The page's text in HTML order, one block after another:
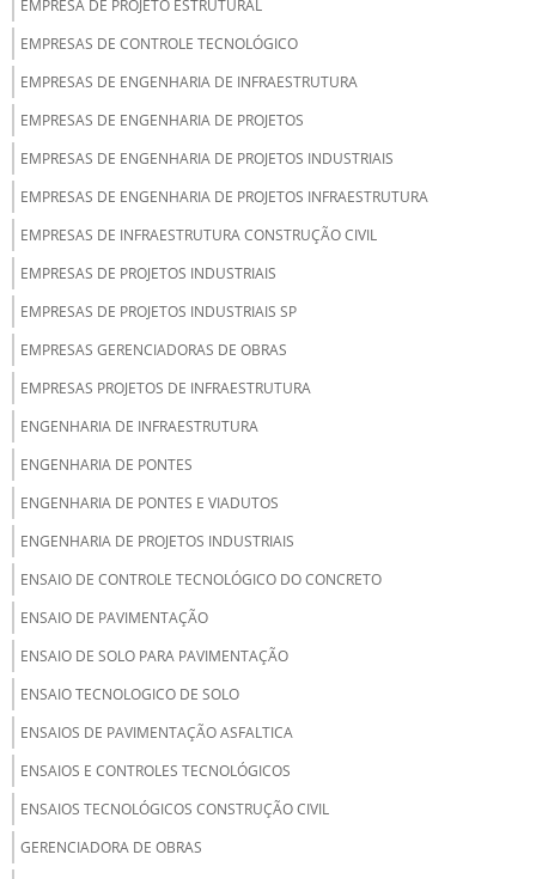
EMPRESA DE PROJETO ESTRUTURAL
EMPRESAS DE CONTROLE TECNOLÓGICO
EMPRESAS DE ENGENHARIA DE INFRAESTRUTURA
EMPRESAS DE ENGENHARIA DE PROJETOS
EMPRESAS DE ENGENHARIA DE PROJETOS INDUSTRIAIS
EMPRESAS DE ENGENHARIA DE PROJETOS INFRAESTRUTURA
EMPRESAS DE INFRAESTRUTURA CONSTRUÇÃO CIVIL
EMPRESAS DE PROJETOS INDUSTRIAIS
EMPRESAS DE PROJETOS INDUSTRIAIS SP
EMPRESAS GERENCIADORAS DE OBRAS
EMPRESAS PROJETOS DE INFRAESTRUTURA
ENGENHARIA DE INFRAESTRUTURA
ENGENHARIA DE PONTES
ENGENHARIA DE PONTES E VIADUTOS
ENGENHARIA DE PROJETOS INDUSTRIAIS
ENSAIO DE CONTROLE TECNOLÓGICO DO CONCRETO
ENSAIO DE PAVIMENTAÇÃO
ENSAIO DE SOLO PARA PAVIMENTAÇÃO
ENSAIO TECNOLOGICO DE SOLO
ENSAIOS DE PAVIMENTAÇÃO ASFALTICA
ENSAIOS E CONTROLES TECNOLÓGICOS
ENSAIOS TECNOLÓGICOS CONSTRUÇÃO CIVIL
GERENCIADORA DE OBRAS